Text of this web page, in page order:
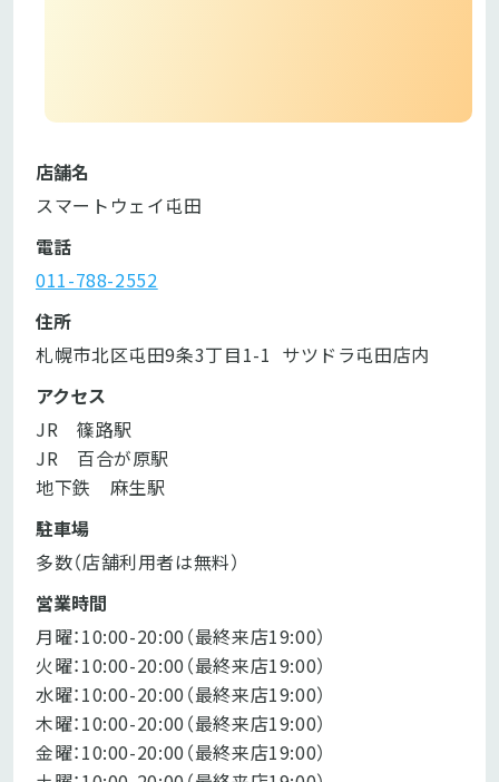
店舗名
スマートウェイ屯田
電話
011-788-2552
住所
札幌市北区屯田9条3丁目1-1  サツドラ屯田店内
アクセス
JR　篠路駅
JR　百合が原駅
​地下鉄　麻生駅
駐車場
多数（店舗利用者は無料）
営業時間
月曜：10:00-20:00（最終来店19:00）
火曜：10:00-20:00（最終来店19:00）
水曜：10:00-20:00（最終来店19:00）
木曜：10:00-20:00（最終来店19:00）
金曜：10:00-20:00（最終来店19:00）